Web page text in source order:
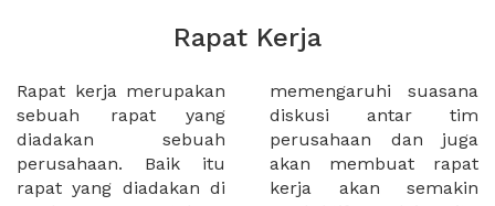
Rapat Kerja
Rapat kerja merupakan
sebuah rapat yang
diadakan sebuah
perusahaan. Baik itu
rapat yang diadakan di
memengaruhi suasana
diskusi antar tim
perusahaan dan juga
akan membuat rapat
kerja akan semakin